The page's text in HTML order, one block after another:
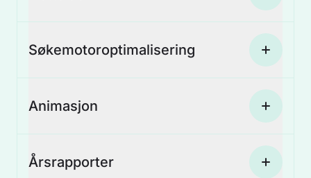
Søkemotoroptimalisering
Animasjon
Årsrapporter